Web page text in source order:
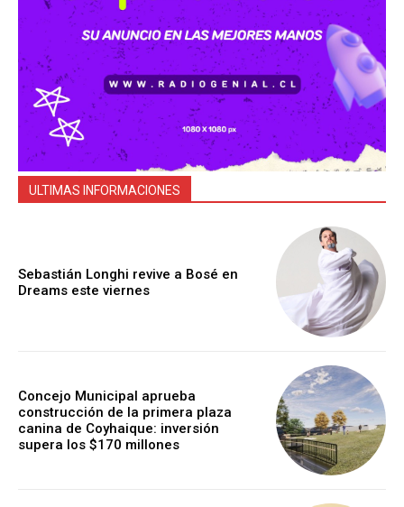
ULTIMAS INFORMACIONES
Sebastián Longhi revive a Bosé en
Dreams este viernes
Concejo Municipal aprueba
construcción de la primera plaza
canina de Coyhaique: inversión
supera los $170 millones